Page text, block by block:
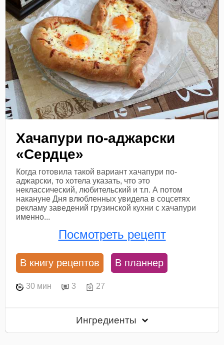
Хачапури по-аджарски
«Сердце»
Когда готовила такой вариант хачапури по-
аджарски, то хотела указать, что это
неклассический, любительский и т.п. А потом
накануне Дня влюбленных увидела в соцсетях
рекламу заведений грузинской кухни с хачапури
именно...
Посмотреть рецепт
В книгу рецептов В планнер
30 мин 3 27
Ингредиенты